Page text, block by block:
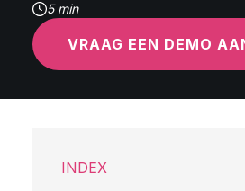
5 min
VRAAG EEN DEMO
INDEX